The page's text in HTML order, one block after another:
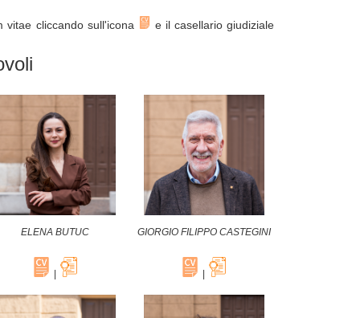
vitae cliccando sull'icona
e il casellario giudiziale
ELENA BUTUC
|
GIORGIO FILIPPO CASTEGINI
|